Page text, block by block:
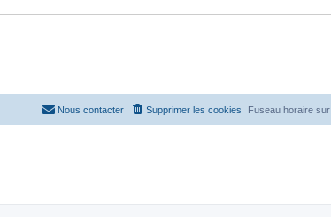
Fuseau horaire sur
Supprimer les cookies
Nous contacter